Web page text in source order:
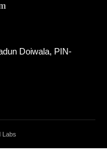
Doiwala, PIN-
Labs